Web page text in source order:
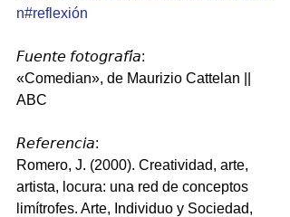
n#reflexión
𝘍𝘶𝘦𝘯𝘵𝘦 𝘧𝘰𝘵𝘰𝘨𝘳𝘢𝘧𝘪́𝘢:
«Comedian», de Maurizio Cattelan ||
ABC
𝘙𝘦𝘧𝘦𝘳𝘦𝘯𝘤𝘪𝘢:
Romero, J. (2000). Creatividad, arte,
artista, locura: una red de conceptos
limítrofes. Arte, Individuo y Sociedad,